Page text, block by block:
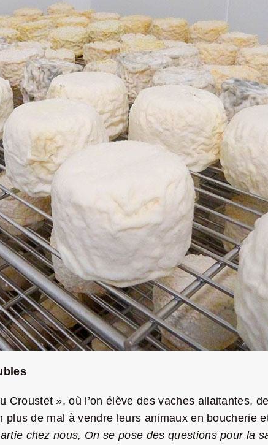
Croustet », où l’on élève des vaches allaitantes,
de mal à vendre leurs animaux en boucherie
chez nous, On se pose des questions pour la